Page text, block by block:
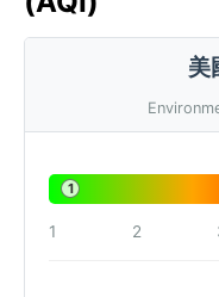
美
1
1 2